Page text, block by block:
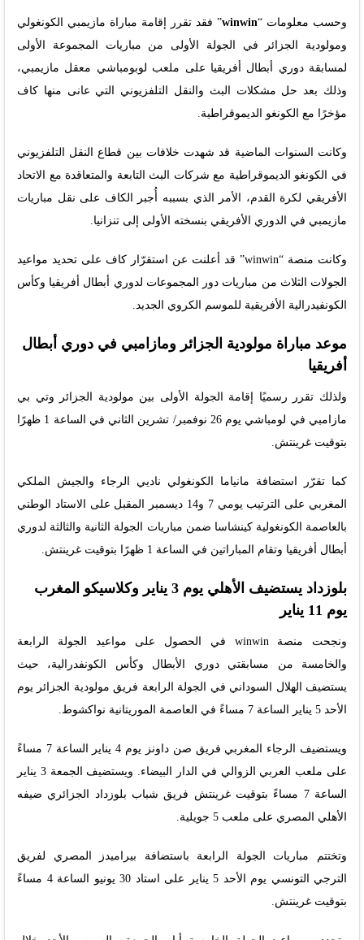
وحسب معلومات “winwin” فقد تقرر إقامة مباراة مازيمبي الكونغولي
ومولودية الجزائر في الجولة الأولى من مباريات المجموعة الأولى
لمسابقة دوري أبطال أفريقيا على ملعب لوبومباشي معقل مازيمبي،
وذلك بعد حل مشكلات البث والنقل التلفزيوني التي عانى منها كاف
مؤخرًا مع الكونغو الديموقراطية.
وكانت السنوات الماضية قد شهدت خلافات بين قطاع النقل التلفزيوني
في الكونغو الديموقراطية مع شركات البث التابعة والمتعاقدة مع الاتحاد
الأفريقي لكرة القدم، الأمر الذي بسببه أُجبر الكاف على نقل مباريات
مازيمبي في الدوري الأفريقي بنسخته الأولى إلى تنزانيا.
وكانت منصة “winwin” قد أعلنت عن استقرّار كاف على تحديد مواعيد
الجولات الثلاث من مباريات دور المجموعات لدوري أبطال أفريقيا وكأس
الكونفيدرالية الأفريقية للموسم الكروي الجديد.
موعد مباراة مولودية الجزائر ومازامبي في دوري أبطال
أفريقيا
ولذلك تقرر رسميًا إقامة الجولة الأولى بين مولودية الجزائر وتي بي
مازامبي في لومباشي يوم 26 نوفمبر/ تشرين الثاني في الساعة 1 ظهرًا
بتوقيت غرينتش.
كما تقرّر استضافة مانياما الكونغولي ناديي الرجاء والجيش الملكي
المغربي على الترتيب يومي 7 و14 ديسمبر المقبل على الاستاد الوطني
بالعاصمة الكونغولية كينشاسا ضمن مباريات الجولة الثانية والثالثة لدوري
أبطال أفريقيا وتقام المباراتين في الساعة 1 ظهرًا بتوقيت غرينتش.
بلوزداد يستضيف الأهلي يوم 3 يناير وكلاسيكو المغرب
يوم 11 يناير
ونجحت منصة winwin في الحصول على مواعيد الجولة الرابعة
والخامسة من مسابقتي دوري الأبطال وكأس الكونفدرالية، حيث
يستضيف الهلال السوداني في الجولة الرابعة فريق مولودية الجزائر يوم
الأحد 5 يناير الساعة 7 مساءً في العاصمة الموريتانية نواكشوط.
ويستضيف الرجاء المغربي فريق صن داونز يوم 4 يناير الساعة 7 مساءً
على ملعب العربي الزوالي في الدار البيضاء. ويستضيف الجمعة 3 يناير
الساعة 7 مساءً بتوقيت غرينتش فريق شباب بلوزداد الجزائري ضيفه
الأهلي المصري على ملعب 5 جويلية.
وتختتم مباريات الجولة الرابعة باستضافة بيراميدز المصري لفريق
الترجي التونسي يوم الأحد 5 يناير على استاد 30 يونيو الساعة 4 مساءً
بتوقيت غرينتش.